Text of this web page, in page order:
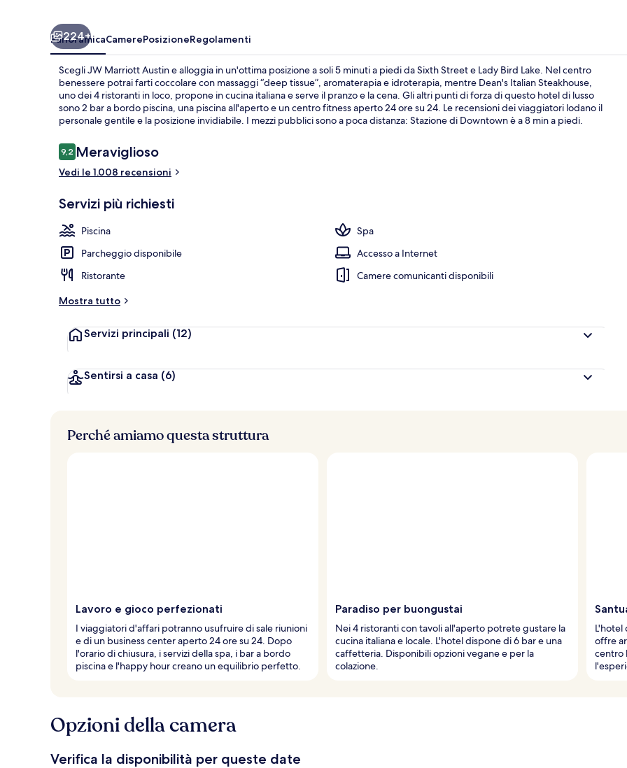
4 ristoranti;
224+
PanoramicaCamerePosizioneRegolamenti
Scegli JW Marriott Austin e alloggia in un'ottima posizione a soli 5 minuti a piedi da Sixth Street e Lady Bird Lake. Nel centro
benessere potrai farti coccolare con massaggi “deep tissue”, aromaterapia e idroterapia, mentre Dean's Italian Steakhouse,
uno dei 4 ristoranti in loco, propone in cucina italiana e serve il pranzo e la cena. Gli altri punti di forza di questo hotel di lusso
sono 2 bar a bordo piscina, una piscina all'aperto e un centro fitness aperto 24 ore su 24. Le recensioni dei viaggiatori lodano il
personale gentile e la posizione invidiabile. I mezzi pubblici sono a poca distanza: Stazione di Downtown è a 8 min a piedi.
Recensioni
9,29,2 su 10
Meraviglioso
Vedi le 1.008 recensioni
Servizi più richiesti
Piscina
Spa
Parcheggio disponibile
Accesso a Internet
Ristorante
Camere comunicanti disponibili
Mostra tutto
Servizi principali (12)
Sentirsi a casa (6)
Perché amiamo questa struttura
Lavoro e gioco perfezionati
I viaggiatori d'affari potranno usufruire di sale riunioni
e di un business center aperto 24 ore su 24. Dopo
l'orario di chiusura, i servizi della spa, i bar a bordo
piscina e l'happy hour creano un equilibrio perfetto.
Paradiso per buongustai
Nei 4 ristoranti con tavoli all'aperto potrete gustare la
cucina italiana e locale. L'hotel dispone di 6 bar e una
caffetteria. Disponibili opzioni vegane e per la
colazione.
L'hotel
offre
centro
Opzioni della camera
Verifica la disponibilità per queste date